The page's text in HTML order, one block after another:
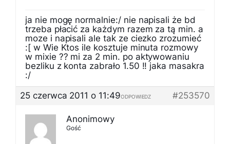
ja nie mogę normalnie:/ nie napisali że bd
trzeba płacić za każdym razem za tą min. a
moze i napisali ale tak ze ciezko zrozumieć
:[ w Wie Ktos ile kosztuje minuta rozmowy
w mixie ?? mi za 2 min. po aktywowaniu
bezliku z konta zabrało 1.50 !! jaka masakra
:/
25 czerwca 2011 o 11:49
#253570
ODPOWIEDZ
Anonimowy
Gość